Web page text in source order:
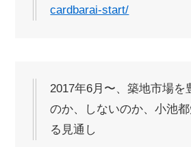
cardbarai-start/
2017年6月〜、築地市場を
のか、しないのか、小池
る見通し